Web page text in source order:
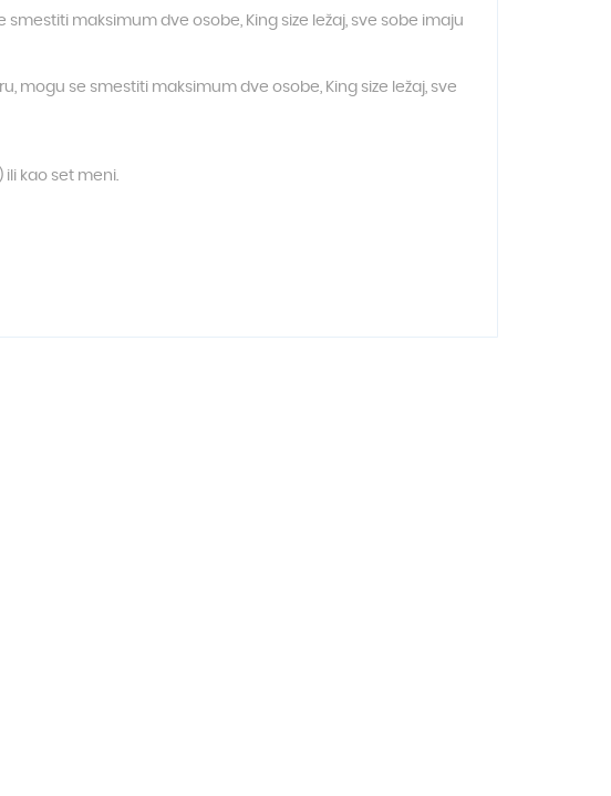
maksimum dve osobe, King size ležaj, sve sobe imaju
mogu se smestiti maksimum dve osobe, King size ležaj, sve
kao set meni.